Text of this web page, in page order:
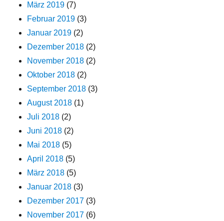
März 2019 (7)
Februar 2019 (3)
Januar 2019 (2)
Dezember 2018 (2)
November 2018 (2)
Oktober 2018 (2)
September 2018 (3)
August 2018 (1)
Juli 2018 (2)
Juni 2018 (2)
Mai 2018 (5)
April 2018 (5)
März 2018 (5)
Januar 2018 (3)
Dezember 2017 (3)
November 2017 (6)